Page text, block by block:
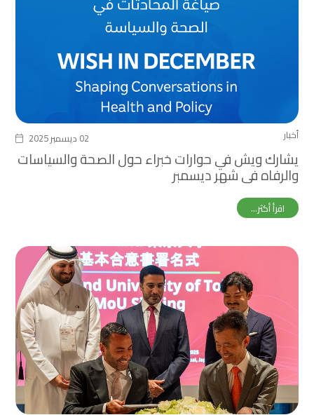
أخبار 02 ديسمبر 2025
يشارك ويش في حوارات خبراء حول الصحة والسياسات
والرفاه في شهر ديسمبر
اقرأ أكثر...